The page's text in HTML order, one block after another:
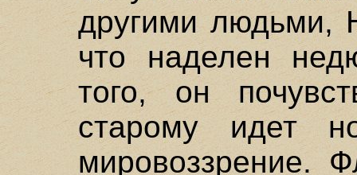
другими людьми,
что наделен
того, он
старому идет
мировоззрение.